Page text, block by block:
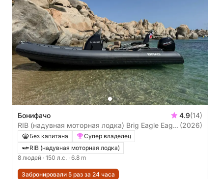
Бонифачо 4.9(14)
RIB (надувная моторная лодка) Brig Eagle Eagle
6,50 150л.с.
(2026)
Без капитана
Супер владелец
RIB (надувная моторная лодка)
8 людей · 150 л.с. · 6.8 m
Забронировали 5 раз за 24 часа